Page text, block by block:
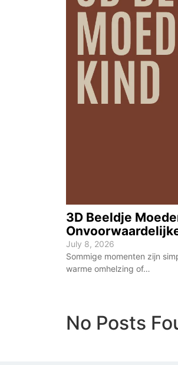
3D Beeldje
July 8, 2026
Sommige momenten zijn
warme omhelzing of…
No Posts